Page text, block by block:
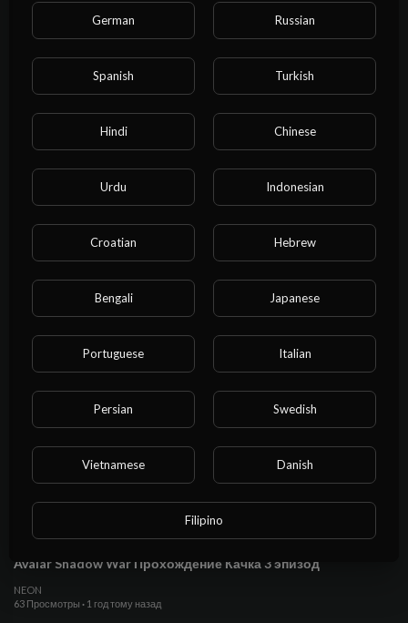
53 Просмотры
Хф Чистилище
1 год тому назад
8:29
Avalar Shadow War Прохождение Качка 3 эпизод
NEON
63 Просмотры · 1 год тому назад
German Russian
Spanish Turkish
Hindi Chinese
Urdu Indonesian
Croatian Hebrew
Bengali Japanese
Portuguese Italian
Persian Swedish
Vietnamese Danish
Filipino